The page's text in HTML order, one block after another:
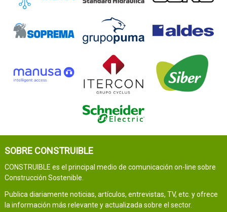
SOBRE CONSTRUIBLE
CONSTRUIBLE es el principal medio de comunicación on-line sobre
Construcción Sostenible.
Publica diariamente noticias, artículos, entrevistas, TV, etc. y ofrece
la información más relevante y actualizada sobre el sector.